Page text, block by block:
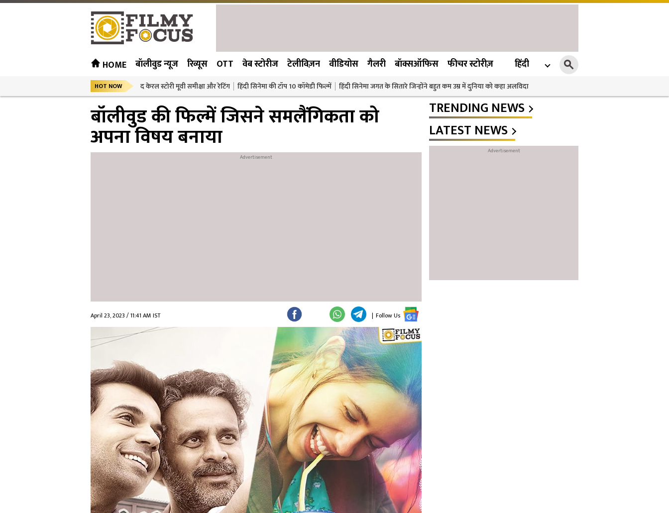
HOME बॉलीवुड न्यूज रिव्यूस OTT वेब स्टोरीज टेलीविज़न वीडियोस गैलरी बॉक्सऑफिस फीचर स्टोरीज़ हिंदी
HOT NOW द केरल स्टोरी मूवी समीक्षा और रेटिंग हिंदी सिनेमा की टॉप 10 कॉमेडी फिल्में हिंदी सिनेमा जगत के सितारे जिन्होंने बहुत कम उम्र में दुनिया को कहा अलविदा
बॉलीवुड की फिल्में जिसने समलैंगिकता को
अपना विषय बनाया
April 23, 2023 / 11:41 AM IST | Follow Us
TRENDING NEWS
LATEST NEWS